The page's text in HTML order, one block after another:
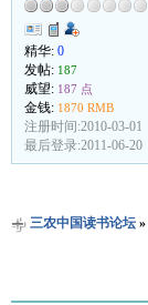
精华: 0
发帖: 187
威望: 187 点
金钱: 1870 RMB
注册时间:2010-03-01
最后登录:2011-06-20
三农中国读书论坛»